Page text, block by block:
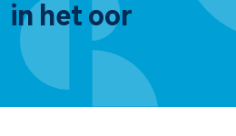
in het oor